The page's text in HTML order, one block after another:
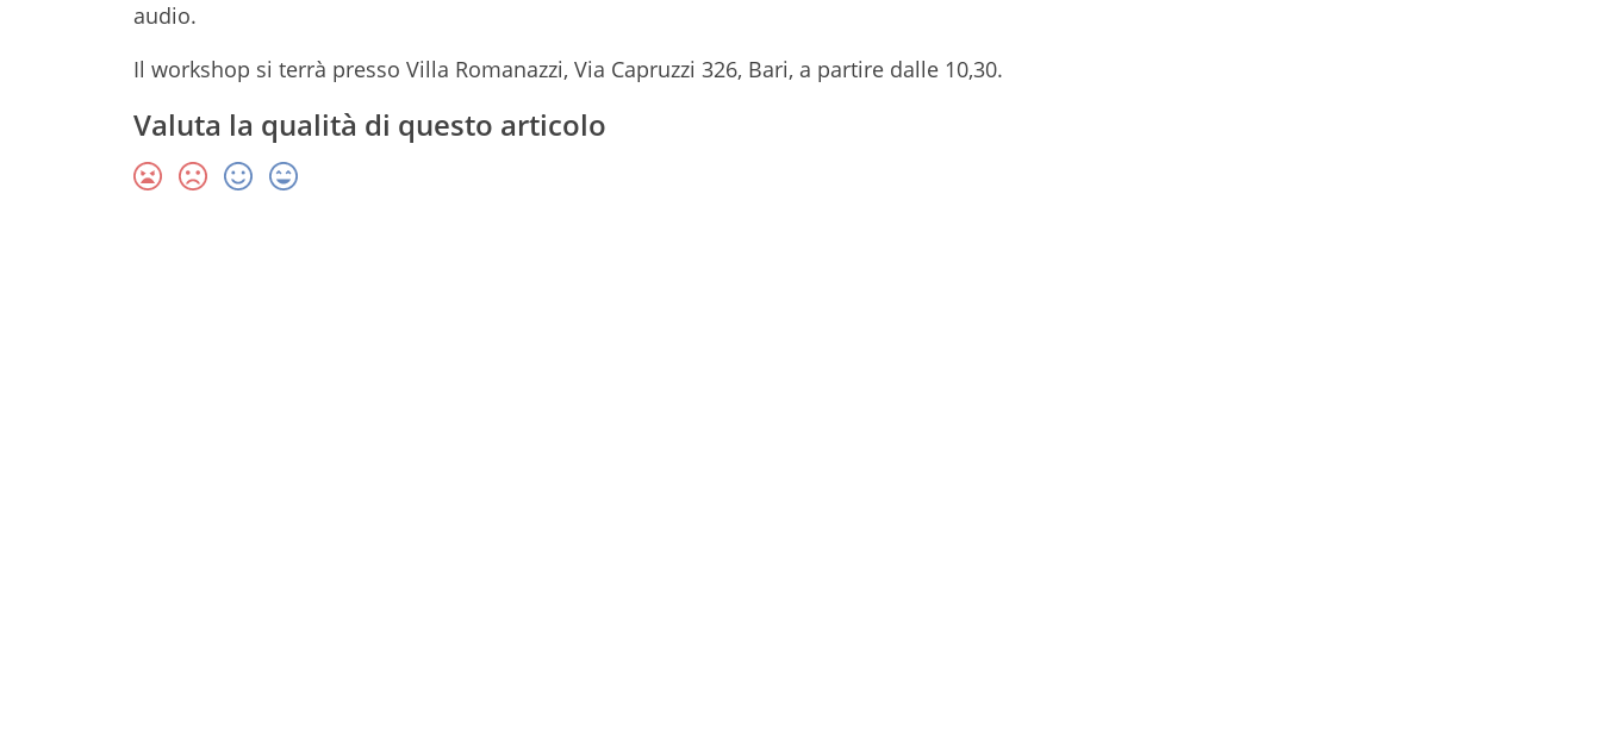
audio.
Il workshop si terrà presso Villa Romanazzi, Via Capruzzi 326, Bari, a partire dalle 10,30.
Valuta la qualità di questo articolo